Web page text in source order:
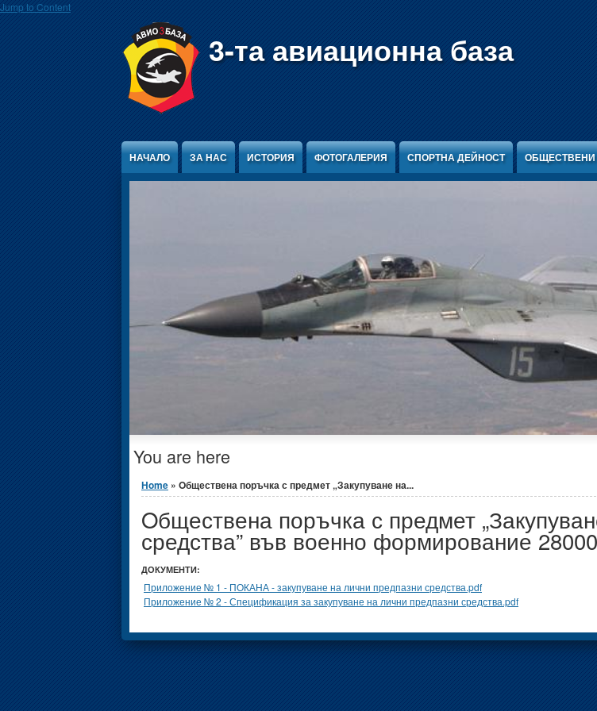
Jump to Content
3-та авиационна база
НАЧАЛО ЗА НАС ИСТОРИЯ ФОТОГАЛЕРИЯ СПОРТНА ДЕЙНОСТ
You are here
Home » Oбществена поръчка с предмет „Закупуване на...
Oбществена поръчка с предмет
средства” във военно формирование 28000
ДОКУМЕНТИ:
Приложение № 1 - ПОКАНА - закупуване на лични предпазни средства.pdf
Приложение № 2 - Спецификация за закупуване на лични предпазни средства.pdf